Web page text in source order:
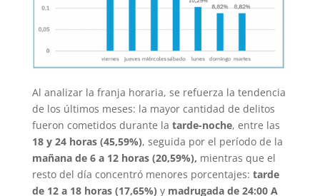
Al analizar la franja horaria, se refuerza la tendencia
de los últimos meses: la mayor cantidad de delitos
fueron cometidos durante la tarde-noche, entre las
18 y 24 horas (45,59%), seguida por el período de la
mañana de 6 a 12 horas (20,59%), mientras que el
resto del día concentró menores porcentajes: tarde
de 12 a 18 horas (17,65%) ymadrugada de 24:00 A